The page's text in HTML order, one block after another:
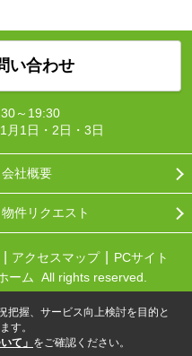
い合わせ
～19:30
月1日・2日・3日
会社概要
物件リクエスト
アクセスマップ
PCサイト
ーム All rights reserved.
把握、サービス向上検討を目的と
す。
て」 をご確認ください。